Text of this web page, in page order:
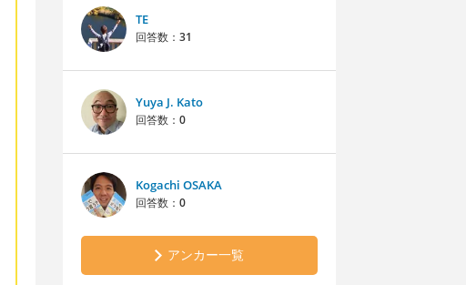
TE
回答数： 31
Yuya J. Kato
回答数： 0
Kogachi OSAKA
回答数： 0
アンカー一覧